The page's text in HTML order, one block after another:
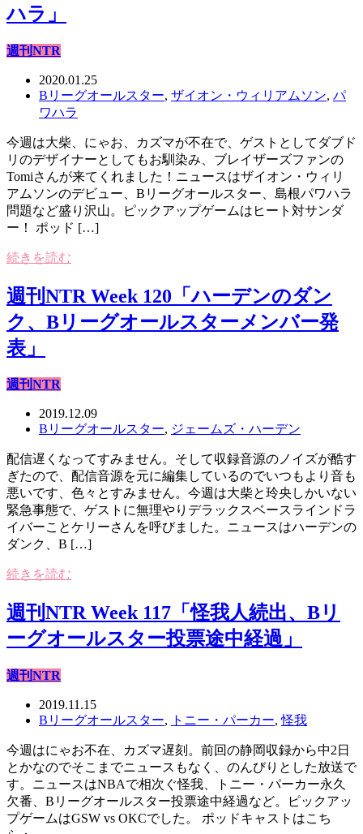
ハラ」
週刊NTR
2020.01.25
Bリーグオールスター, ザイオン・ウィリアムソン, パ
ワハラ
今週は大柴、にゃお、カズマが不在で、ゲストとしてダブド
リのデザイナーとしてもお馴染み、ブレイザーズファンの
Tomiさんが来てくれました！ニュースはザイオン・ウィリ
アムソンのデビュー、Bリーグオールスター、島根パワハラ
問題など盛り沢山。ピックアップゲームはヒート対サンダ
ー！ ポッド […]
続きを読む
週刊NTR Week 120「ハーデンのダン
ク、Bリーグオールスターメンバー発
表」
週刊NTR
2019.12.09
Bリーグオールスター, ジェームズ・ハーデン
配信遅くなってすみません。そして収録音源のノイズが酷す
ぎたので、配信音源を元に編集しているのでいつもより音も
悪いです、色々とすみません。今週は大柴と玲央しかいない
緊急事態で、ゲストに無理やりデラックスベースラインドラ
イバーことケリーさんを呼びました。ニュースはハーデンの
ダンク、B […]
続きを読む
週刊NTR Week 117「怪我人続出、Bリ
ーグオールスター投票途中経過」
週刊NTR
2019.11.15
Bリーグオールスター, トニー・パーカー,怪我
今週はにゃお不在、カズマ遅刻。前回の静岡収録から中2日
とかなのでそこまでニュースもなく、のんびりとした放送で
す。ニュースはNBAで相次ぐ怪我、トニー・パーカー永久
欠番、Bリーグオールスター投票途中経過など。ピックアッ
プゲームはGSW vs OKCでした。 ポッドキャストはこち